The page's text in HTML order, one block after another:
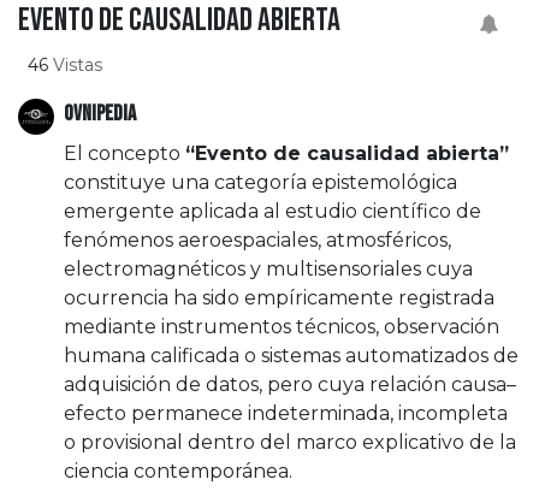
Evento de causalidad abierta
46 Vistas
OVNIPEDIA
El concepto “Evento de causalidad abierta”
constituye una categoría epistemológica
emergente aplicada al estudio científico de
fenómenos aeroespaciales, atmosféricos,
electromagnéticos y multisensoriales cuya
ocurrencia ha sido empíricamente registrada
mediante instrumentos técnicos, observación
humana calificada o sistemas automatizados de
adquisición de datos, pero cuya relación causa–
efecto permanece indeterminada, incompleta
o provisional dentro del marco explicativo de la
ciencia contemporánea.